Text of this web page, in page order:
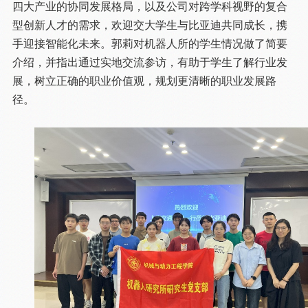
四大产业的协同发展格局，以及公司对跨学科视野的复合
型创新人才的需求，欢迎交大学生与比亚迪共同成长，携
手迎接智能化未来。郭莉对机器人所的学生情况做了简要
介绍，并指出通过实地交流参访，有助于学生了解行业发
展，树立正确的职业价值观，规划更清晰的职业发展路
径。